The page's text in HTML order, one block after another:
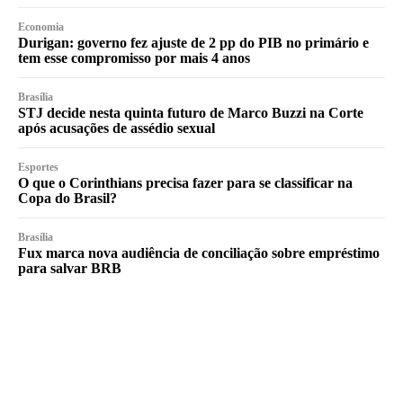
Economia
Durigan: governo fez ajuste de 2 pp do PIB no primário e
tem esse compromisso por mais 4 anos
Brasília
STJ decide nesta quinta futuro de Marco Buzzi na Corte
após acusações de assédio sexual
Esportes
O que o Corinthians precisa fazer para se classificar na
Copa do Brasil?
Brasília
Fux marca nova audiência de conciliação sobre empréstimo
para salvar BRB